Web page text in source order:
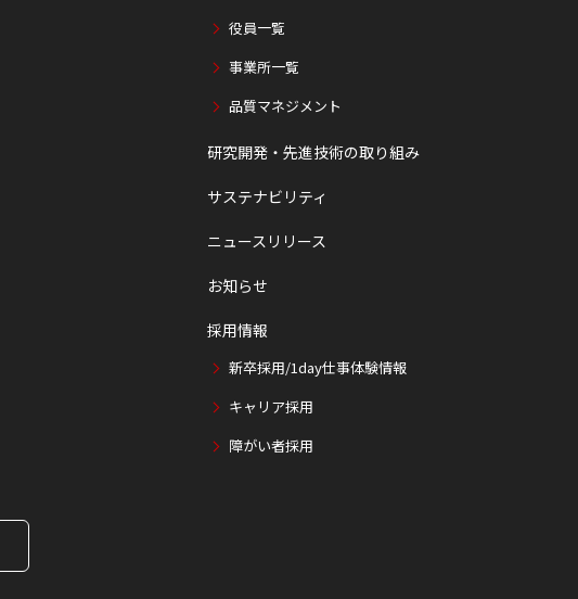
役員一覧
事業所一覧
品質マネジメント
研究開発・先進技術の取り組み
サステナビリティ
ニュースリリース
お知らせ
採用情報
新卒採用/1day仕事体験情報
キャリア採用
障がい者採用